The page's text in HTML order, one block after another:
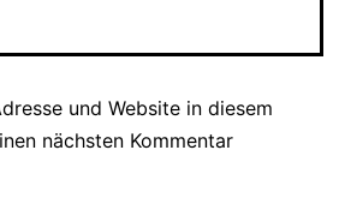
und Website in diesem
nächsten Kommentar